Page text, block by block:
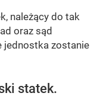
należący do tak
oraz sąd
jednostka zostanie
statek.